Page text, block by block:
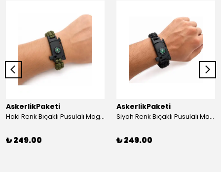
AskerlikPaketi
Haki Renk Bıçaklı Pusulalı Magnezyum Çubuklu Düdüklü Paracord Bileklik
₺ 249.00
AskerlikPaketi
Siyah Renk Bıçaklı Pusulalı Magnezyum Çubuklu Düdüklü Paracord Bileklik
₺ 249.00